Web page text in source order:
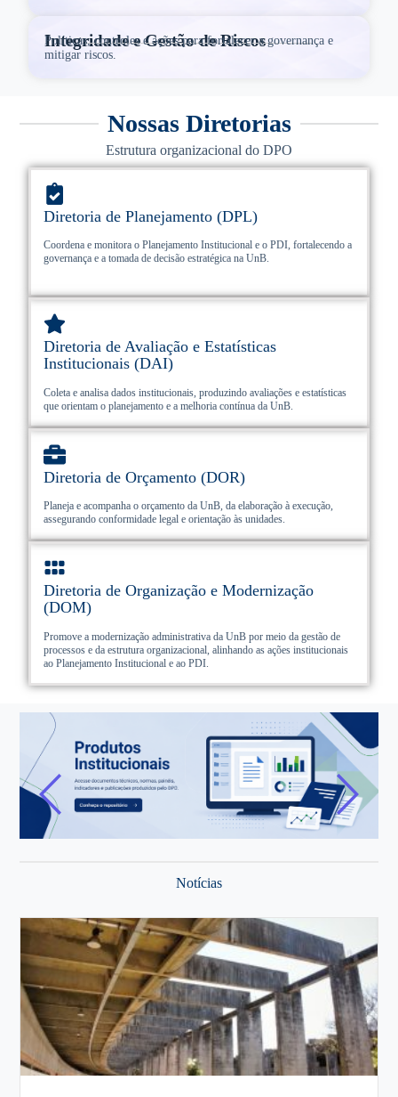
Integridade e Gestão de Riscos
Políticas, controles e ações para fortalecer a governança e
mitigar riscos.
Nossas Diretorias
Estrutura organizacional do DPO
Diretoria de Planejamento (DPL)
Coordena e monitora o Planejamento Institucional e o PDI, fortalecendo a
governança e a tomada de decisão estratégica na UnB.
Diretoria de Avaliação e Estatísticas
Institucionais (DAI)
Coleta e analisa dados institucionais, produzindo avaliações e estatísticas
que orientam o planejamento e a melhoria contínua da UnB.
Diretoria de Orçamento (DOR)
Planeja e acompanha o orçamento da UnB, da elaboração à execução,
assegurando conformidade legal e orientação às unidades.
Diretoria de Organização e Modernização
(DOM)
Promove a modernização administrativa da UnB por meio da gestão de
processos e da estrutura organizacional, alinhando as ações institucionais
ao Planejamento Institucional e ao PDI.
Notícias